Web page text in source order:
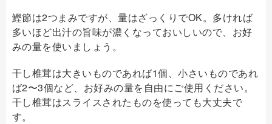
鰹節は2つまみですが、量はざっくりでOK。多ければ
多いほど出汁の旨味が濃くなっておいしいので、お好
みの量を使いましょう。
干し椎茸は大きいものであれば1個、小さいものであれ
ば2〜3個など、お好みの量を自由にご使用ください。
干し椎茸はスライスされたものを使っても大丈夫で
す。